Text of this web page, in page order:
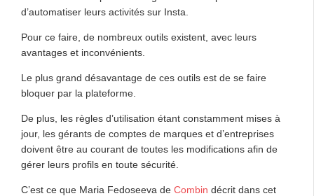
d’automatiser leurs activités sur Insta.
Pour ce faire, de nombreux outils existent, avec leurs
avantages et inconvénients.
Le plus grand désavantage de ces outils est de se faire
bloquer par la plateforme.
De plus, les règles d’utilisation étant constamment mises à
jour, les gérants de comptes de marques et d’entreprises
doivent être au courant de toutes les modifications afin de
gérer leurs profils en toute sécurité.
C’est ce que Maria Fedoseeva de Combin décrit dans cet